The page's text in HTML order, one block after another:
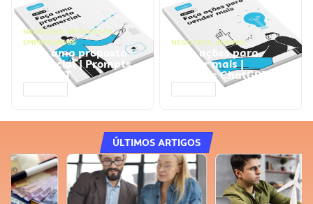
NEGÓCIOS, PROCESSOS
EMPRESARIAIS
Faça uma proposta
comercial | Prompts
ChatGPT
NEGÓCIOS, VENDAS
Faça ações para
vender mais |
Prompts ChatGPT
ÚLTIMOS ARTIGOS